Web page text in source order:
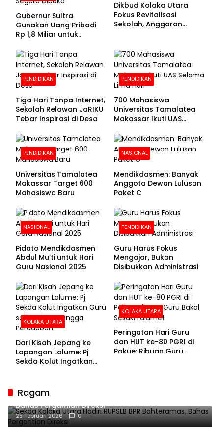
Gubernur Sultra
Gunakan Uang Pribadi
Rp 1,8 Miliar untuk
Pendaftaran Segera
Dibuka
Dikbud Kolaka Utara
Fokus Revitalisasi
Sekolah, Anggaran
PENDIDIKAN
Tiga Hari Tanpa Internet,
Sekolah Relawan JaRIKU
Tebar Inspirasi di Desa
PENDIDIKAN
700 Mahasiswa
Universitas Tamalatea
Makassar Ikuti UAS
PENDIDIKAN
Universitas Tamalatea
Makassar Target 600
Mahasiswa Baru
NASIONAL
Mendikdasmen: Banyak
Anggota Dewan Lulusan
Paket C
NASIONAL
Pidato Mendikdasmen
Abdul Mu’ti untuk Hari
Guru Nasional 2025
PENDIDIKAN
Guru Harus Fokus
Mengajar, Bukan
Disibukkan Administrasi
KOLAKA UTARA
Dari Kisah Jepang ke
Lapangan Lalume: Pj
Sekda Kolut Ingatkan
KOLAKA UTARA
Peringatan Hari Guru
dan HUT ke-80 PGRI di
Pakue: Ribuan Guru
Ragam
Sekda Kolaka Utara Hadiri RUPSLB BPR Bahteramas,
Bahas Pergantian Direksi
25 Februari 2026 0